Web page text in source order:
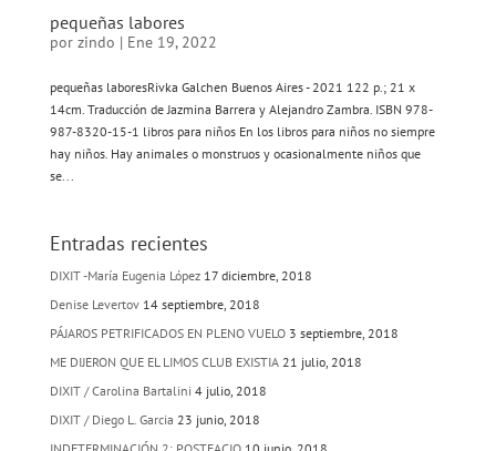
pequeñas labores
por zindo | Ene 19, 2022
pequeñas laboresRivka Galchen Buenos Aires - 2021 122 p.; 21 x
14cm. Traducción de Jazmina Barrera y Alejandro Zambra. ISBN 978-
987-8320-15-1 libros para niños En los libros para niños no siempre
hay niños. Hay animales o monstruos y ocasionalmente niños que
se...
Entradas recientes
DIXIT -María Eugenia López 17 diciembre, 2018
Denise Levertov 14 septiembre, 2018
PÁJAROS PETRIFICADOS EN PLENO VUELO 3 septiembre, 2018
ME DIJERON QUE EL LIMOS CLUB EXISTIA 21 julio, 2018
DIXIT / Carolina Bartalini 4 julio, 2018
DIXIT / Diego L. Garcia 23 junio, 2018